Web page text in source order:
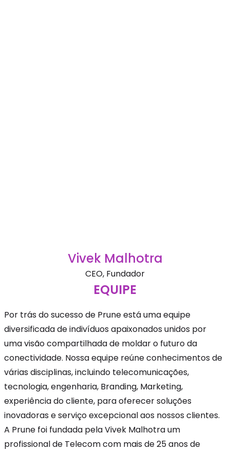
Vivek Malhotra
CEO, Fundador
EQUIPE
Por trás do sucesso de Prune está uma equipe
diversificada de indivíduos apaixonados unidos por
uma visão compartilhada de moldar o futuro da
conectividade. Nossa equipe reúne conhecimentos de
várias disciplinas, incluindo telecomunicações,
tecnologia, engenharia, Branding, Marketing,
experiência do cliente, para oferecer soluções
inovadoras e serviço excepcional aos nossos clientes.
A Prune foi fundada pela Vivek Malhotra um
profissional de Telecom com mais de 25 anos de